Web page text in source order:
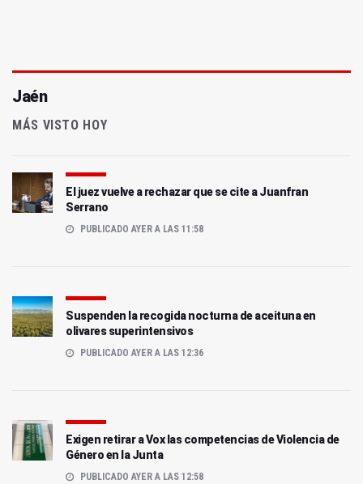
Jaén
MÁS VISTO HOY
El juez vuelve a rechazar que se cite a Juanfran
Serrano
PUBLICADO AYER A LAS 11:58
Suspenden la recogida nocturna de aceituna en
olivares superintensivos
PUBLICADO AYER A LAS 12:36
Exigen retirar a Vox las competencias de Violencia de
Género en la Junta
PUBLICADO AYER A LAS 12:58